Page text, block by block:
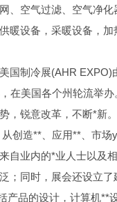
、空气过滤、空气净
暖设备，采暖设备，
国制冷展(AHR
在美国各个州轮流举
，锐意改革，不断*新
创造**、应用**、市
自业内的*业人士以及
；同时，展会还设立
产品的设计，计算机**